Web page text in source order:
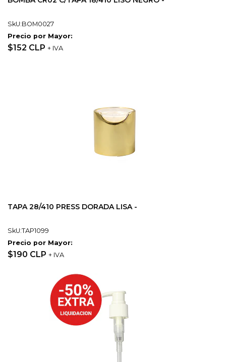
SkU:BOM0027
Precio por Mayor:
$152 CLP + IVA
TAPA 28/410 PRESS DORADA LISA -
SkU:TAP1099
Precio por Mayor:
$190 CLP + IVA